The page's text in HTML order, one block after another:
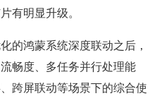
有明显升级。
的鸿蒙系统深度联动之后，
畅度、多任务并行处理能
跨屏联动等场景下的综合使